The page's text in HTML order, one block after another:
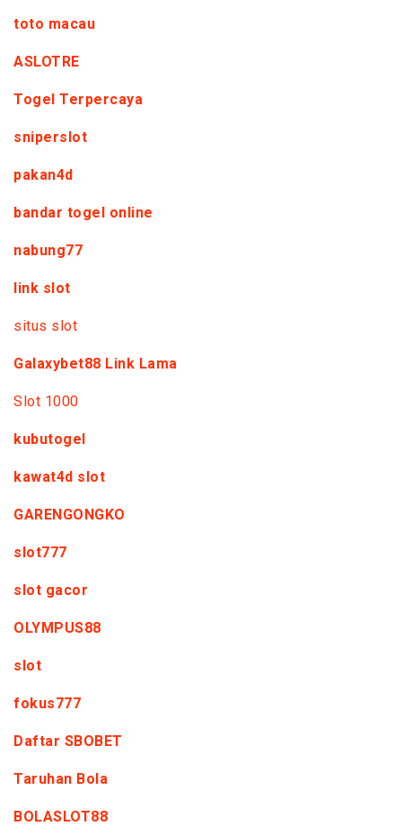
toto macau
ASLOTRE
Togel Terpercaya
sniperslot
pakan4d
bandar togel online
nabung77
link slot
situs slot
Galaxybet88 Link Lama
Slot 1000
kubutogel
kawat4d slot
GARENGONGKO
slot777
slot gacor
OLYMPUS88
slot
fokus777
Daftar SBOBET
Taruhan Bola
BOLASLOT88